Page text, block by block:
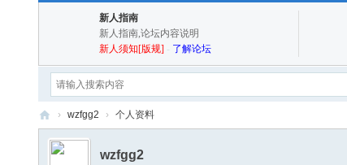
新人指南
新人指南,论坛内容说明
新人须知[版规] - 了解论坛
蓝
› wzfgg2 › 个人资料
wzfgg2